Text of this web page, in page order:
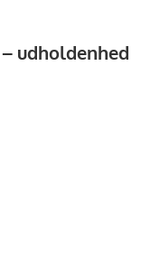
udholdenhed